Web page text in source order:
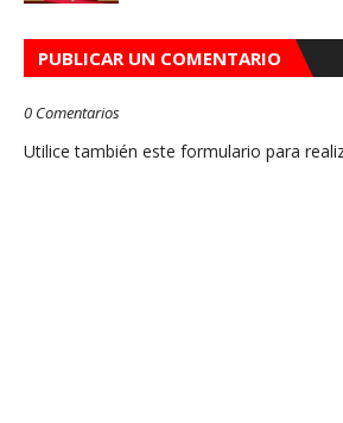
PUBLICAR UN COMENTARIO
0 Comentarios
Utilice también este formulario para